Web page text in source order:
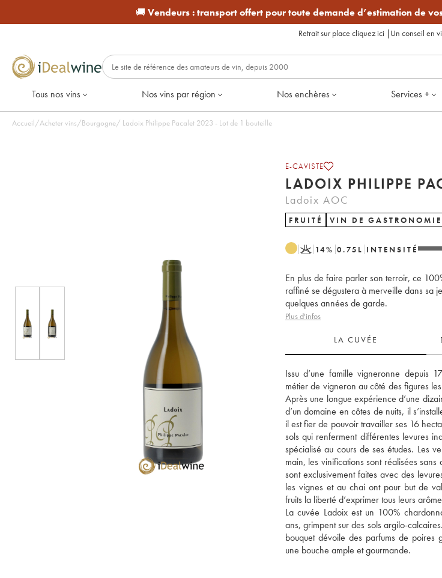
🚚 Vendeurs :transport offert pour toute demande d’estimation de
Retrait sur place cliquez ici | Un conseil en
Tous nos vins Nos vins par région Nos enchères Services +
Accueil/Acheter vins/Bourgogne/ Ladoix Philippe Pacalet 2023 - Lot de 1 bouteille
E-CAVISTE
Ladoix AOC
FRUITÉ VIN DE GASTRONOMIE
K 14% 0.75 L INTENSITÉ
En plus de faire parler son terroir, ce
raffiné se dégustera à merveille dans sa
quelques années de garde.
Plus d'infos
LA CUVÉE
Issu d’une famille vigneronne depuis
métier de vigneron au côté des figures
Après une longue expérience d’une
d’un domaine en côtes de nuits, il
il est fier de pouvoir travailler ses 16
sols qui renferment différentes levures
spécialisé au cours de ses études. Les
main, les vinifications sont réalisées sans
sont exclusivement faites avec des
les vignes et au chai ont pour but de
fruits la liberté d’exprimer tous leurs
La cuvée Ladoix est un 100%
ans, grimpent sur des sols argilo-
bouquet dévoile des parfums de poires
une bouche ample et gourmande.